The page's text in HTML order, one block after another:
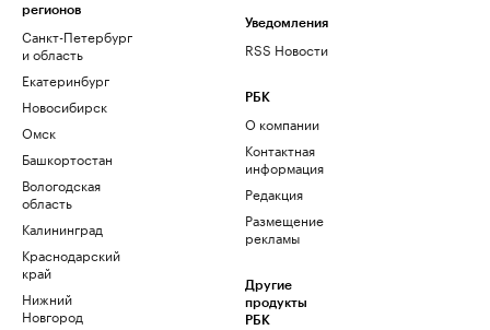
регионов
Санкт-Петербург
и область
Екатеринбург
Новосибирск
Омск
Башкортостан
Вологодская
область
Калининград
Краснодарский
край
Нижний
Новгород
Уведомления
RSS Новости
РБК
О компании
Контактная
информация
Редакция
Размещение
рекламы
Другие
продукты
РБК